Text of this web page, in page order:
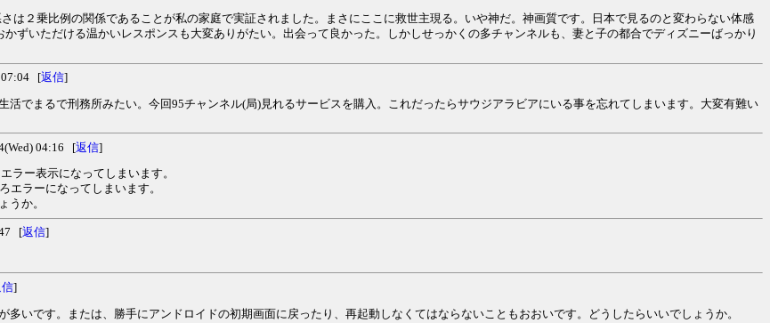
は２乗比例の関係であることが私の家庭で実証されました。まさにここに救世主現る。いや神だ。神画質です。日本で見るのと変わらない体感
ずいただける温かいレスポンスも大変ありがたい。出会って良かった。しかしせっかくの多チャンネルも、妻と子の都合でディズニーばっかり
07:04 [返信]
でまるで刑務所みたい。今回95チャンネル(局)見れるサービスを購入。これだったらサウジアラビアにいる事を忘れてしまいます。大変有難い
04:16 [返信]
ラー表示になってしまいます。
エラーになってしまいます。
うか。
[返信]
]
いです。または、勝手にアンドロイドの初期画面に戻ったり、再起動しなくてはならないこともおおいです。どうしたらいいでしょうか。